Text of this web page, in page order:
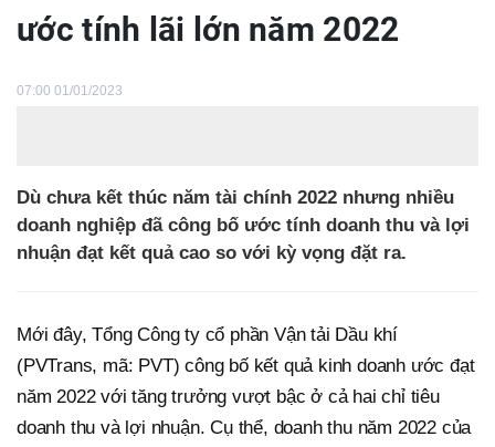
ước tính lãi lớn năm 2022
07:00 01/01/2023
Dù chưa kết thúc năm tài chính 2022 nhưng nhiều
doanh nghiệp đã công bố ước tính doanh thu và lợi
nhuận đạt kết quả cao so với kỳ vọng đặt ra.
Mới đây, Tổng Công ty cổ phần Vận tải Dầu khí
(PVTrans, mã: PVT) công bố kết quả kinh doanh ước đạt
năm 2022 với tăng trưởng vượt bậc ở cả hai chỉ tiêu
doanh thu và lợi nhuận. Cụ thể, doanh thu năm 2022 của